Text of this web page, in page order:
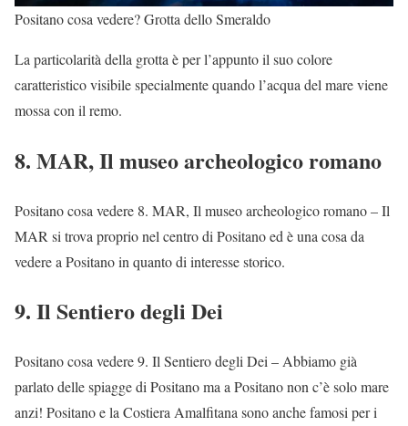
Positano cosa vedere? Grotta dello Smeraldo
La particolarità della grotta è per l’appunto il suo colore
caratteristico visibile specialmente quando l’acqua del mare viene
mossa con il remo.
8. MAR, Il museo archeologico romano
Positano cosa vedere 8. MAR, Il museo archeologico romano – Il
MAR si trova proprio nel centro di Positano ed è una cosa da
vedere a Positano in quanto di interesse storico.
9. Il Sentiero degli Dei
Positano cosa vedere 9. Il Sentiero degli Dei – Abbiamo già
parlato delle spiagge di Positano ma a Positano non c’è solo mare
anzi! Positano e la Costiera Amalfitana sono anche famosi per i